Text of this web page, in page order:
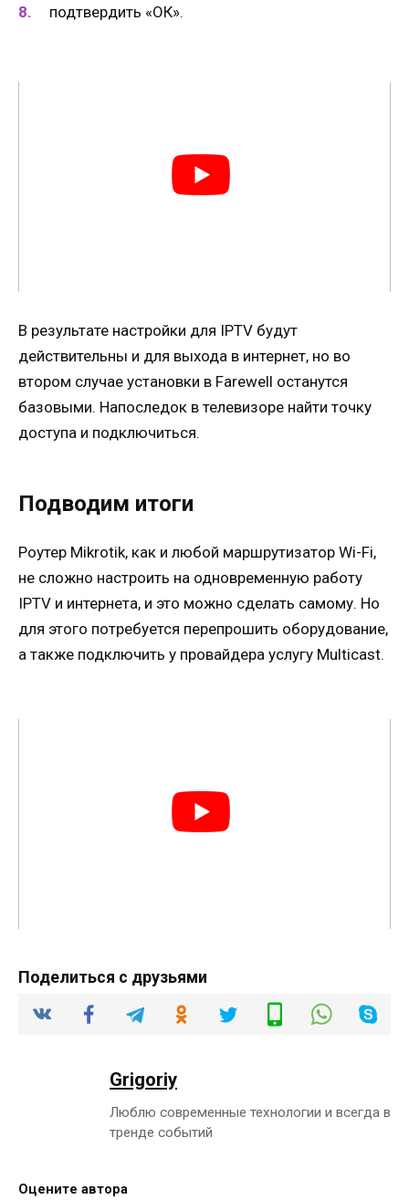
подтвердить «ОК».
В результате настройки для IPTV будут
действительны и для выхода в интернет, но во
втором случае установки в Farewell останутся
базовыми. Напоследок в телевизоре найти точку
доступа и подключиться.
Подводим итоги
Роутер Mikrotik, как и любой маршрутизатор Wi-Fi,
не сложно настроить на одновременную работу
IPTV и интернета, и это можно сделать самому. Но
для этого потребуется перепрошить оборудование,
а также подключить у провайдера услугу Multicast.
Поделиться с друзьями
Grigoriy
Люблю современные технологии и всегда в
тренде событий
Оцените автора